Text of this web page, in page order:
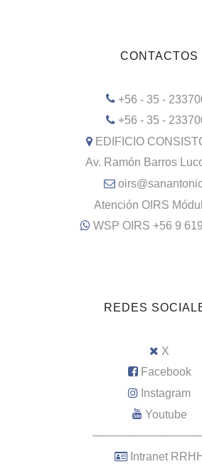
CONTACTOS
+56 - 35 -
+56 - 35 -
EDIFICIO
Av. Ramón Barros
Atención OIRS
WSP OIRS +56 9
REDES
X
Facebook
Instagram
Youtube
Intranet RRHH